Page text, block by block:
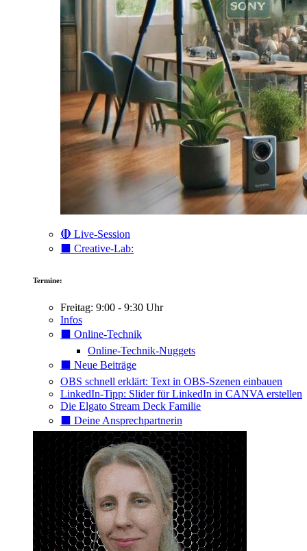
🔴 Live-Session
⬛️ Creative-Lab:
Termine:
Freitag: 9:00 - 9:30 Uhr
Infos
⬛️ Online-Technik
Online-Technik-Nuggets
⬛️ Neue Beiträge
OBS schnell erklärt: Text in OBS-Szenen einbauen
LinkedIn-Tipp: Slider für LinkedIn in CANVA erstellen
Die Elgato Stream Deck Familie
⬛️ Deine Ansprechpartnerin